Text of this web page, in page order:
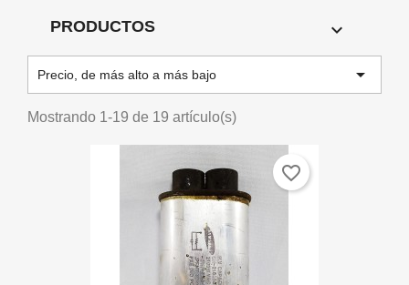
PRODUCTOS 
Precio, de más alto a más bajo 
Mostrando 1-19 de 19 artículo(s)
favorite_border